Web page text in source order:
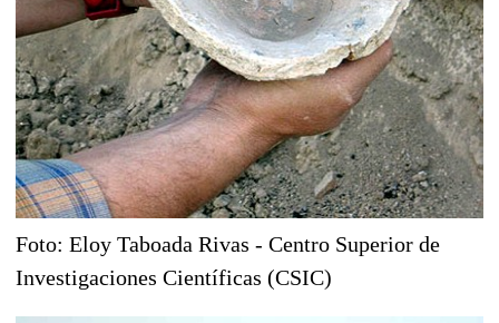
Foto: Eloy Taboada Rivas - Centro Superior de
Investigaciones Científicas (CSIC)